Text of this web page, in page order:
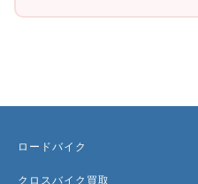
ロードバイク
クロスバイク買取